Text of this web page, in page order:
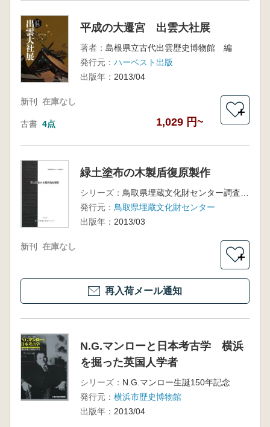
平成の大遷宮 出雲大社展
著者： 島根県立古代出雲歴史博物館 編
発行元： ハーベスト出版
出版年： 2013/04
新刊 在庫なし
古書 4点 1,029 円~
＋
緑土塗布の木製盾復原製作
シリーズ：
発行元： 鳥取県埋蔵文化財センター
出版年： 2013/03
新刊 在庫なし
＋
再入荷メール通知
N.G.マンローと日本考古学 横浜
を掘った英国人学者
シリーズ： N.G.マンロー生誕150年記念
発行元： 横浜市歴史博物館
出版年： 2013/04